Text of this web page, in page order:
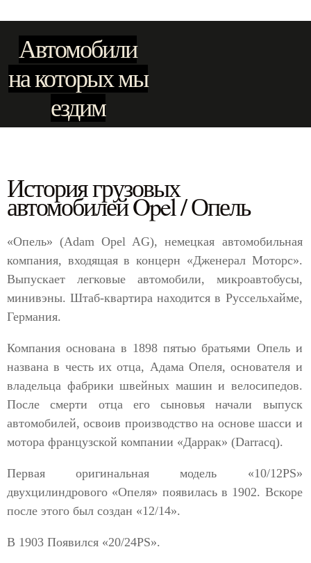
Автомобили
на которых мы
ездим
История грузовых
автомобилей Opel / Опель
«Опель» (Adam Opel AG), немецкая автомобильная
компания, входящая в концерн «Дженерал Моторс».
Выпускает легковые автомобили, микроавтобусы,
минивэны. Штаб-квартира находится в Руссельхайме,
Германия.
Компания основана в 1898 пятью братьями Опель и
названа в честь их отца, Адама Опеля, основателя и
владельца фабрики швейных машин и велосипедов.
После смерти отца его сыновья начали выпуск
автомобилей, освоив производство на основе шасси и
мотора французской компании «Даррак» (Darracq).
Первая оригинальная модель «10/12PS»
двухцилиндрового «Опеля» появилась в 1902. Вскоре
после этого был создан «12/14».
В 1903 Появился «20/24PS».